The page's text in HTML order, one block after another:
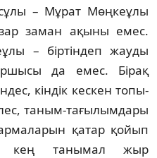
– Мұрат Мөңкеұлы
зар заман ақыны емес.
– біртіндеп жауды
да емес. Бірақ
кіндік кескен то­пы­
таным-тағы­лым­дары
қа­тар қойып
кең та­ны­мал жыр